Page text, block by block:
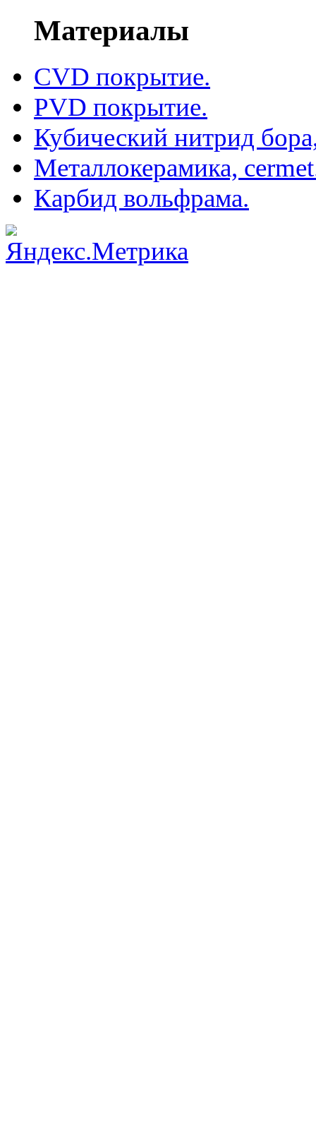
Материалы
CVD покрытие.
PVD покрытие.
Кубический нитрид
Металлокерамика,
Карбид вольфрама.